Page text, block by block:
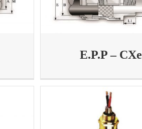
E.P.P – CXe